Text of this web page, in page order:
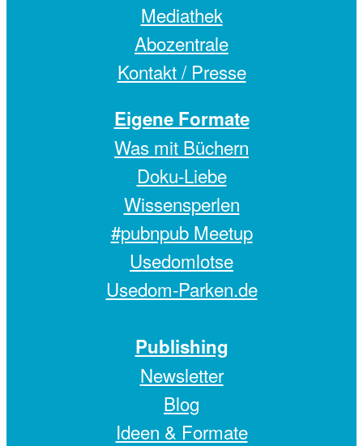
Mediathek
Abozentrale
Kontakt / Presse
Eigene Formate
Was mit Büchern
Doku-Liebe
Wissensperlen
#pubnpub Meetup
Usedomlotse
Usedom-Parken.de
Publishing
Newsletter
Blog
Ideen & Formate